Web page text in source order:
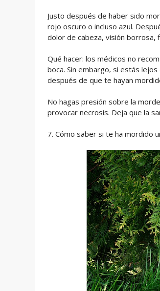
Justo después de haber sido
rojo oscuro o incluso azul.
dolor de cabeza, visión borrosa,
Qué hacer: los médicos no
boca. Sin embargo, si estás
después de que te hayan
No hagas presión sobre la
provocar necrosis. Deja que la
7. Cómo saber si te ha mordido